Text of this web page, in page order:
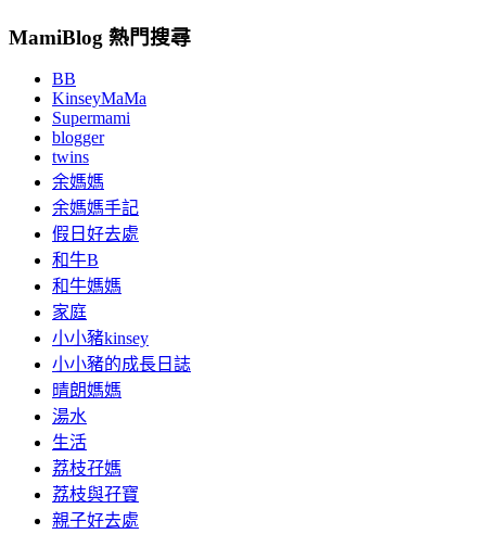
MamiBlog 熱門搜尋
BB
KinseyMaMa
Supermami
blogger
twins
余媽媽
余媽媽手記
假日好去處
和牛B
和牛媽媽
家庭
小小豬kinsey
小小豬的成長日誌
晴朗媽媽
湯水
生活
荔枝孖媽
荔枝與孖寶
親子好去處